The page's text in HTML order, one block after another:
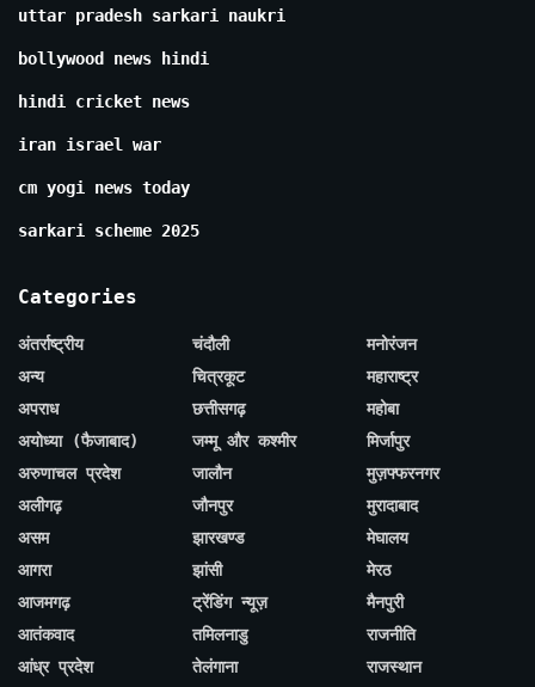
uttar pradesh sarkari naukri
bollywood news hindi
hindi cricket news
iran israel war
cm yogi news today
sarkari scheme 2025
Categories
अंतर्राष्ट्रीय
अन्य
अपराध
अयोध्या (फैजाबाद)
अरुणाचल प्रदेश
अलीगढ़
असम
आगरा
आजमगढ़
आतंकवाद
आंध्र प्रदेश
चंदौली
चित्रकूट
छत्तीसगढ़
जम्मू और कश्मीर
जालौन
जौनपुर
झारखण्ड
झांसी
ट्रेंडिंग न्यूज़
तमिलनाडु
तेलंगाना
मनोरंजन
महाराष्ट्र
महोबा
मिर्जापुर
मुज़फ्फरनगर
मुरादाबाद
मेघालय
मेरठ
मैनपुरी
राजनीति
राजस्थान